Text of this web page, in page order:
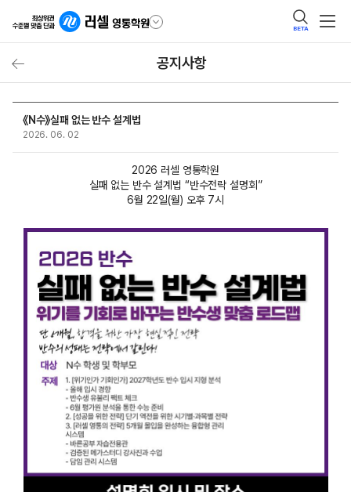
BETA
공지사항
《N수》실패 없는 반수 설계법
2026. 06. 02
2026 러셀 영통학원
실패 없는 반수 설계법 “반수전략 설명회”
6월 22일(월) 오후 7시